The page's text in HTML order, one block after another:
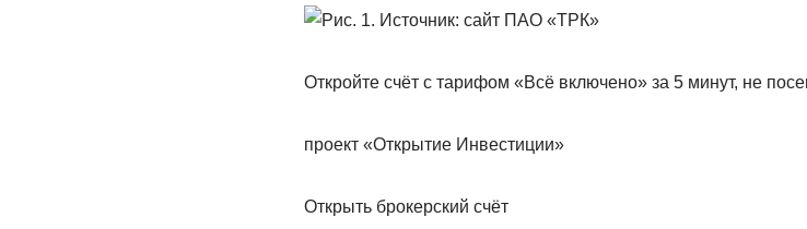
Откройте счёт с тарифом «Всё включено» за 5 минут, не
проект «Открытие Инвестиции»
Открыть брокерский счёт